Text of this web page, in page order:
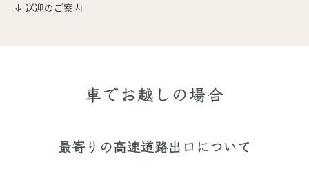
送迎のご案内
車でお越しの場合
最寄りの高速道路出口について